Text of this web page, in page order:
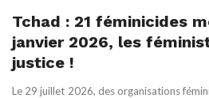
Tchad : 21 féminicides
janvier 2026, les
justice !
Le 29 juillet 2026, des organisations